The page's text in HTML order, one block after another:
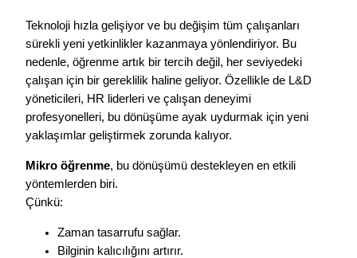
Teknoloji hızla gelişiyor ve bu değişim tüm çalışanları
sürekli yeni yetkinlikler kazanmaya yönlendiriyor. Bu
nedenle, öğrenme artık bir tercih değil, her seviyedeki
çalışan için bir gereklilik haline geliyor. Özellikle de L&D
yöneticileri, HR liderleri ve çalışan deneyimi
profesyonelleri, bu dönüşüme ayak uydurmak için yeni
yaklaşımlar geliştirmek zorunda kalıyor.
Mikro öğrenme, bu dönüşümü destekleyen en etkili
yöntemlerden biri.
Çünkü:
Zaman tasarrufu sağlar.
Bilginin kalıcılığını artırır.